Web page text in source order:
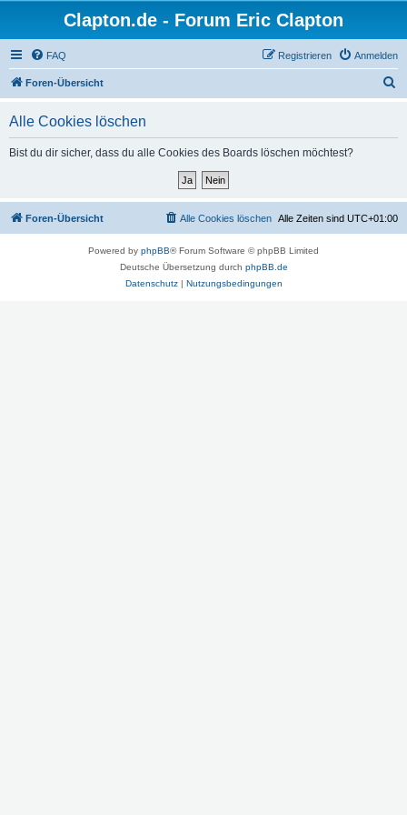
Clapton.de - Forum Eric Clapton
FAQ Anmelden
Registrieren
Foren-Übersicht
Alle Cookies löschen
Bist du dir sicher, dass du alle Cookies des Boards löschen möchtest?
Foren-Übersicht Alle Zeiten sind UTC+01:00
Alle Cookies löschen
Powered by phpBB® Forum Software © phpBB Limited
Deutsche Übersetzung durch phpBB.de
Datenschutz| Nutzungsbedingungen